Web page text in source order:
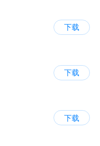
下载
下载
下载